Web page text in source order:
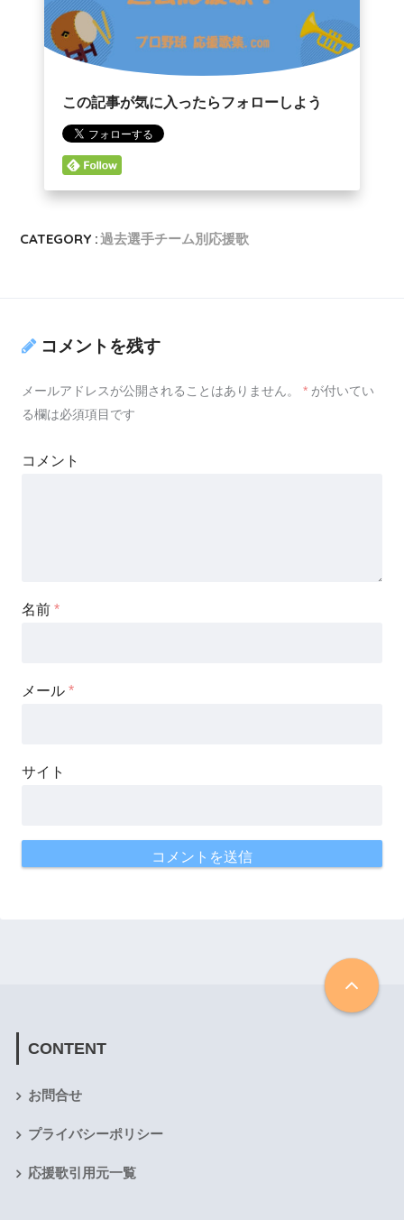
この記事が気に入ったらフォローしよう
CATEGORY :過去選手チーム別応援歌
コメントを残す
メールアドレスが公開されることはありません。 * が付いてい
る欄は必須項目です
コメント
名前 *
メール *
サイト
CONTENT
お問合せ
プライバシーポリシー
応援歌引用元一覧